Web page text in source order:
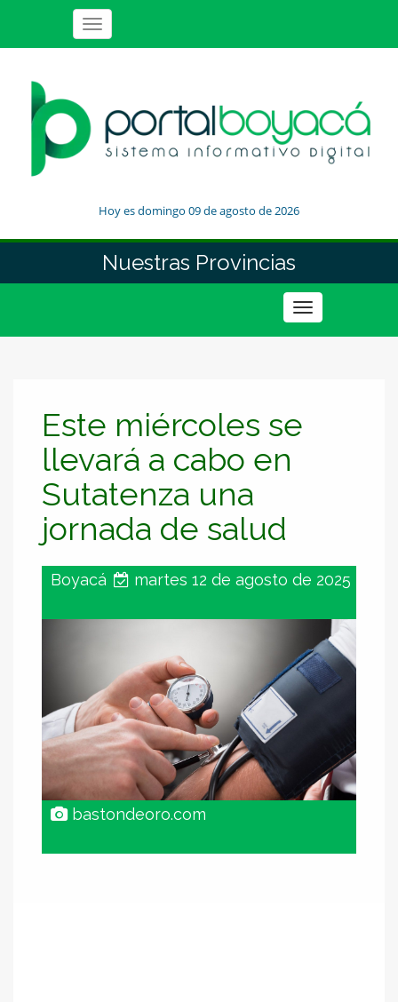
Toggle
navigation
Hoy es domingo 09 de agosto de 2026
Nuestras Provincias
Toggle
Este miércoles se
llevará a cabo en
Sutatenza una
jornada de salud
Boyacá martes 12 de agosto de 2025
bastondeoro.com